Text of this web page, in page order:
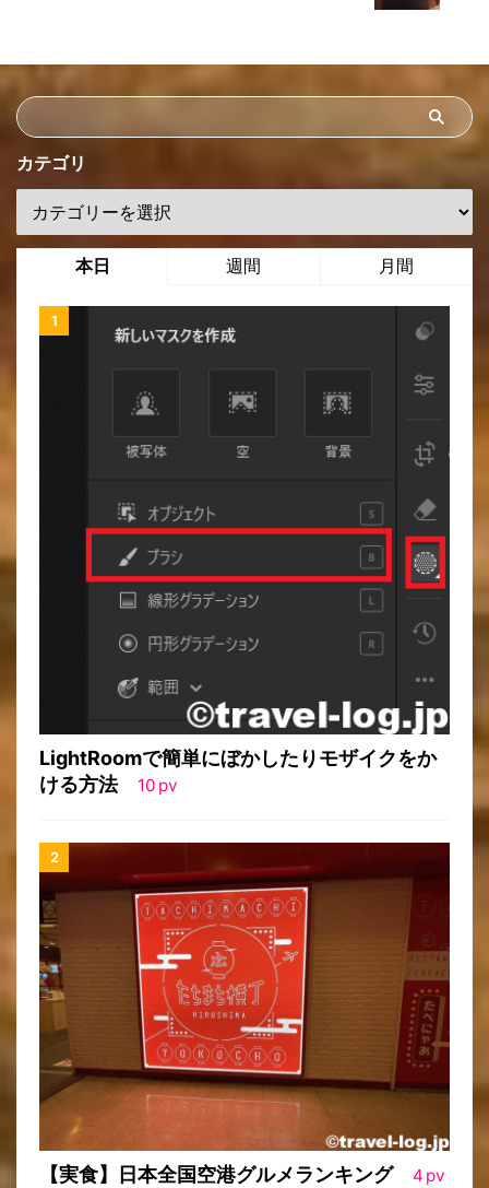
カテゴリ
本日 週間 月間
LightRoomで簡単にぼかしたりモザイクをか
ける方法
10 pv
【実食】日本全国空港グルメランキング 4 pv